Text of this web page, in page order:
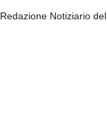
Redazione Notiziario del